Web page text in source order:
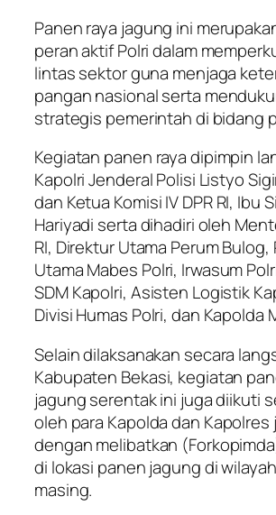
Panen raya jagung ini
peran aktif Polri dalam
lintas sektor guna menjaga
pangan nasional serta
strategis pemerintah di bidang
Kegiatan panen raya dipimpin
Kapolri Jenderal Polisi Listyo
dan Ketua Komisi IV DPR RI, Ibu
Hariyadi serta dihadiri oleh
RI, Direktur Utama Perum
Utama Mabes Polri, Irwasum
SDM Kapolri, Asisten Logistik
Divisi Humas Polri, dan Kapolda
Selain dilaksanakan secara
Kabupaten Bekasi, kegiatan
jagung serentak ini juga diikuti
oleh para Kapolda dan Kapolres
dengan melibatkan
di lokasi panen jagung di
masing.